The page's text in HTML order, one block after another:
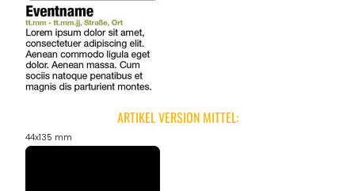
ARTIKEL VERSION MITTEL:
44x135 mm